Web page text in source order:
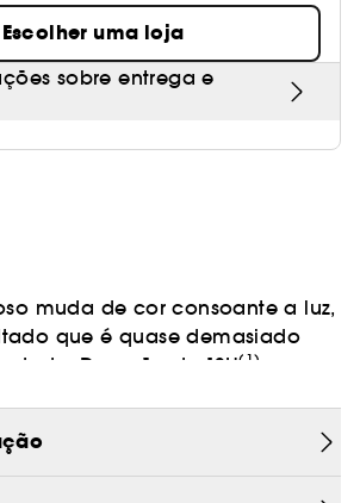
Escolher uma loja
sobre entrega e
muda de cor consoante a luz,
que é quase demasiado
Duração de 12H(1)